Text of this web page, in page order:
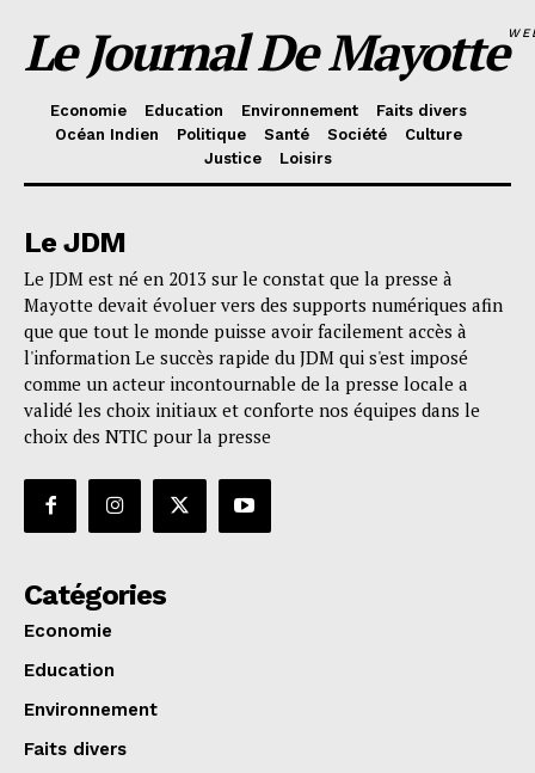
Le Journal De Mayotte
Economie Education Environnement
Faits divers
Océan Indien
Politique Santé Société
Culture
Justice
Loisirs
Le JDM
Le JDM est né en 2013 sur le constat que la presse à
Mayotte devait évoluer vers des supports numériques afin
que que tout le monde puisse avoir facilement accès à
l'information Le succès rapide du JDM qui s'est imposé
comme un acteur incontournable de la presse locale a
validé les choix initiaux et conforte nos équipes dans le
choix des NTIC pour la presse
Catégories
Economie
Education
Environnement
Faits divers